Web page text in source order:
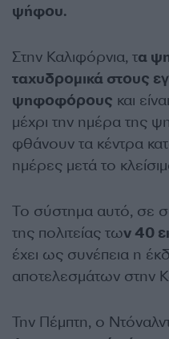
ψήφου.
Στην Καλιφόρνια, τα
ταχυδρομικά στους
ψηφοφόρους και
μέχρι την ημέρα της
φθάνουν τα κέντρα
ημέρες μετά το
Το σύστημα αυτό, σε
της πολιτείας των 40
έχει ως συνέπεια η
αποτελεσμάτων στην
Την Πέμπτη, ο